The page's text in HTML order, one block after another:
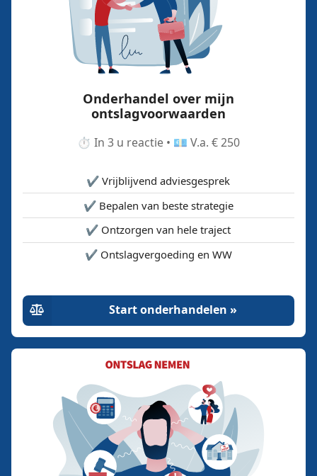
Onderhandel over mijn
ontslagvoorwaarden
⏱️ In 3 u reactie • 💶 V.a. € 250
✔️ Vrijblijvend adviesgesprek
✔️ Bepalen van beste strategie
✔️ Ontzorgen van hele traject
✔️ Ontslagvergoeding en WW
Start onderhandelen »